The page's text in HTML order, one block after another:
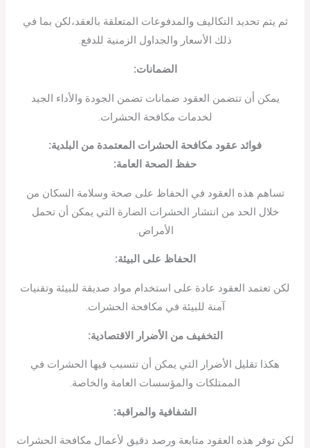
ثم يتم تحديد التكاليف والمدفوعات المتعلقة بالعقد،لكن بما في
ذلك الأسعار والجداول الزمنية للدفع.
الضمانات:
يمكن أن تتضمن العقود ضمانات تضمن الجودة والأداء الجيد
لخدمات مكافحة الحشرات.
فوائد عقود مكافحة الحشرات المعتمدة من البلدية:
حفظ الصحة العامة:
تساهم هذه العقود في الحفاظ على صحة وسلامة السكان من
خلال الحد من انتشار الحشرات الضارة التي يمكن أن تحمل
الأمراض.
الحفاظ على البيئة:
لكن تعتمد العقود عادة على استخدام مواد صديقة للبيئة وتقنيات
آمنة للبيئة في مكافحة الحشرات.
التخفيف من الأضرار الاقتصادية:
هكذا تقليل الأضرار التي يمكن أن تتسبب فيها الحشرات في
الممتلكات والمؤسسات العامة والخاصة.
الشفافية والمراقبة:
لكن توفر هذه العقود متابعة ورصد دقيق لأعمال مكافحة الحشرات